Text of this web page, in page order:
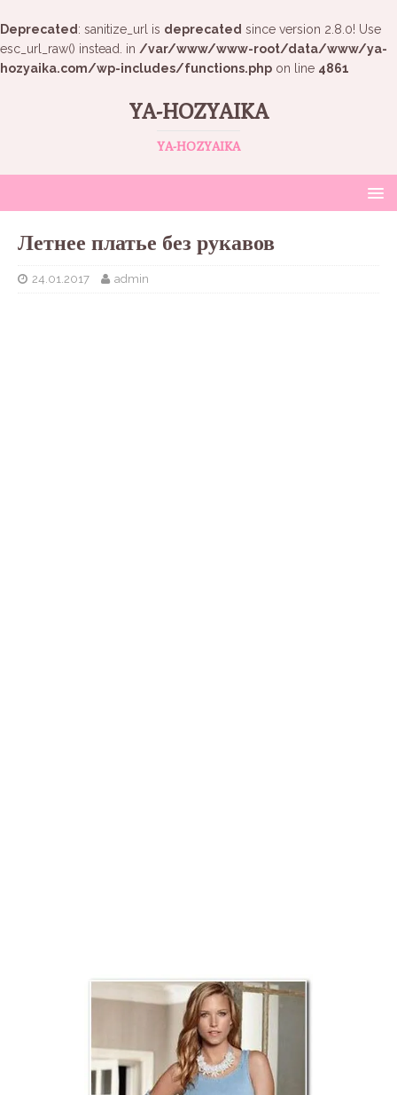
Deprecated : sanitize_url is deprecated since version 2.8.0! Use
esc_url_raw() instead. in /var/www/www-root/data/www/ya-
hozyaika.com/wp-includes/functions.php on line 4861
YA-HOZYAIKA
YA-HOZYAIKA
Летнее платье без рукавов
24.01.2017 admin